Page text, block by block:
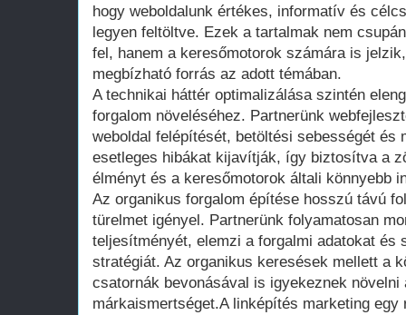
hogy weboldalunk értékes, informatív és
legyen feltöltve. Ezek a tartalmak nem
fel, hanem a keresőmotorok számára is
megbízható forrás az adott témában.
A technikai háttér optimalizálása szintén
forgalom növeléséhez. Partnerünk
weboldal felépítését, betöltési sebességét és
esetleges hibákat kijavítják, így biztosítva a
élményt és a keresőmotorok általi könnyebb
Az organikus forgalom építése hosszú távú
türelmet igényel. Partnerünk folyamatosan
teljesítményét, elemzi a forgalmi adatokat és
stratégiát. Az organikus keresések mellett a
csatornák bevonásával is igyekeznek növelni
márkaismertséget.A linképítés marketing